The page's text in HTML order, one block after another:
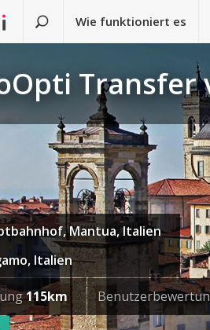
Wie funktioniert es
Transfer
Mantua, Italien
Italien
115km